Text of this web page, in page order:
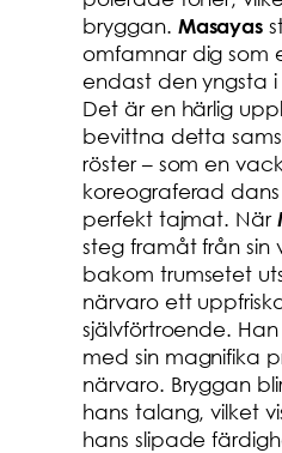
bryggan. Masayas
omfamnar dig som
endast den yngsta
Det är en härlig
bevittna detta
röster – som en
koreograferad
perfekt tajmat. När
steg framåt från sin
bakom trumsetet
närvaro ett
självförtroende.
med sin magnifika
närvaro. Bryggan
hans talang, vilket
hans slipade